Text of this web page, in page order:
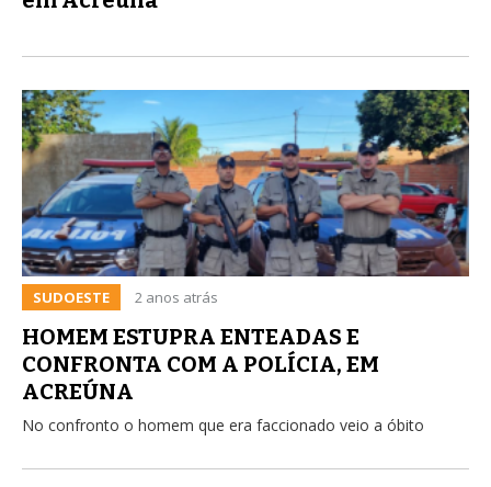
SUDOESTE 2 anos atrás
HOMEM ESTUPRA ENTEADAS E
CONFRONTA COM A POLÍCIA, EM
ACREÚNA
No confronto o homem que era faccionado veio a óbito